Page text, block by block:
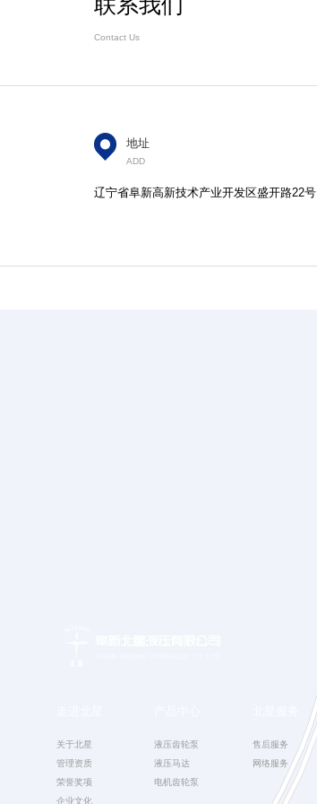
联系我们
Contact Us
地址
ADD
辽宁省阜新高新技术产业开发区盛开路22号
关于北星
管理资质
荣誉奖项
企业文化
液压齿轮泵
液压马达
电机齿轮泵
售后服务
网络服务